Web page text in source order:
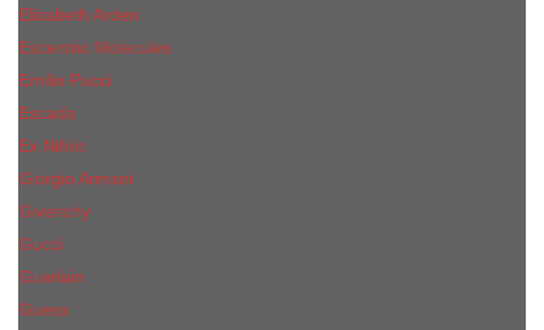
Elizabeth Arden
Escentric Molecules
Emilio Pucci
Escada
Ex Nihilo
Giorgio Armani
Givenchy
Gucci
Guerlain
Guess